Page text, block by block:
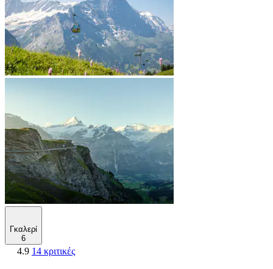
Γκαλερί
6
4.9 14 κριτικές